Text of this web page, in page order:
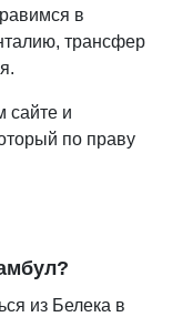
в
трансфер
сайте и
по праву
из Белека в